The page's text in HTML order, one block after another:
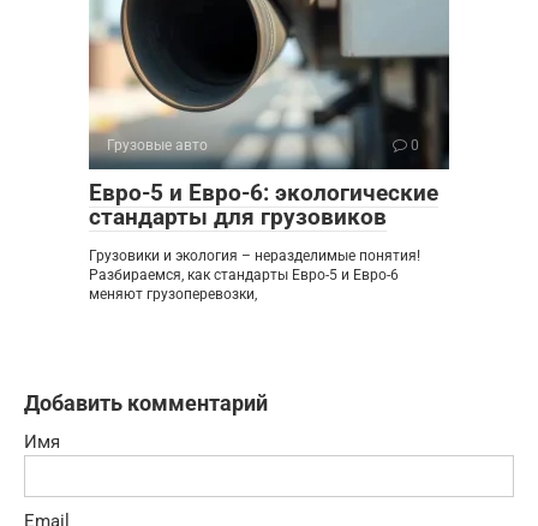
Грузовые авто 0
Евро-5 и Евро-6: экологические
стандарты для грузовиков
Грузовики и экология – неразделимые понятия!
Разбираемся, как стандарты Евро-5 и Евро-6
меняют грузоперевозки,
Добавить комментарий
Имя
Email